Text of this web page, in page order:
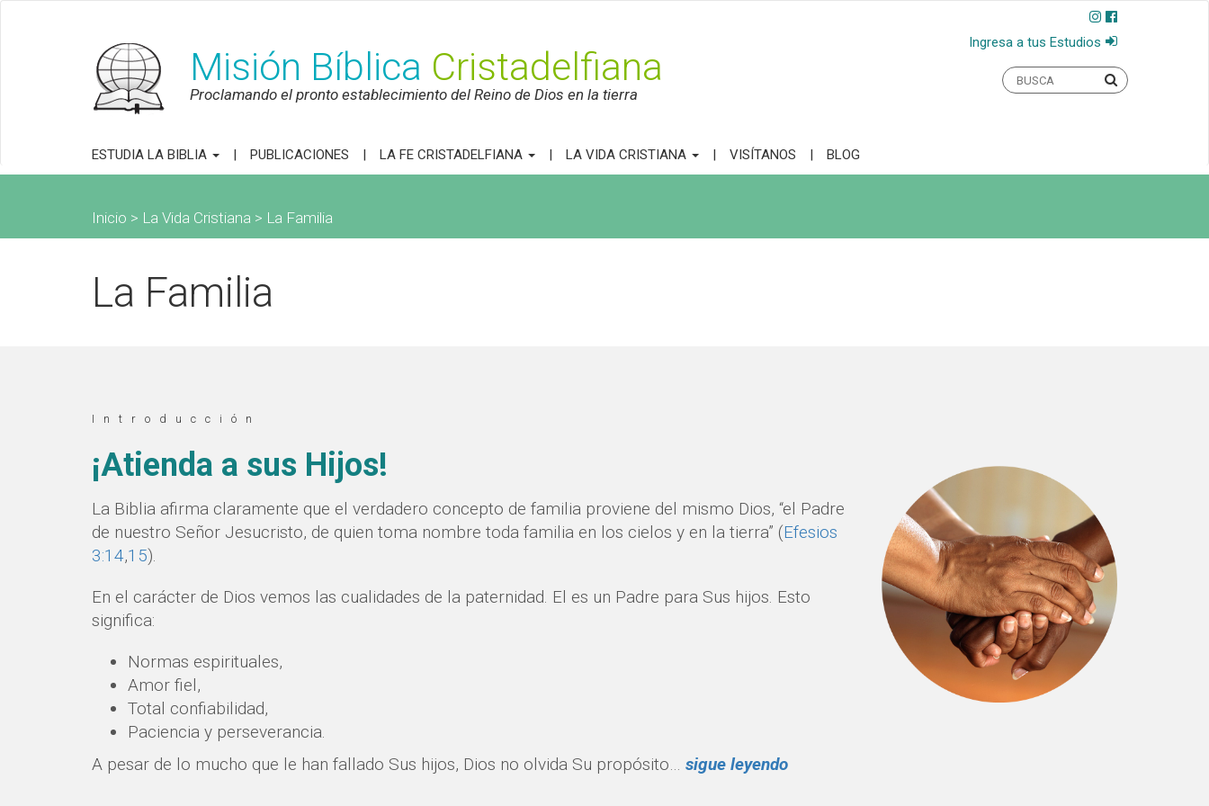
Misión Bíblica Cristadelfiana
Proclamando el pronto establecimiento del Reino de Dios en la tierra
Ingresa a tus Estudios
ESTUDIA LA BIBLIA PUBLICACIONES LA FE CRISTADELFIANA LA VIDA CRISTIANA VISÍTANOS BLOG
Inicio > La Vida Cristiana > La Familia
La Familia
Introducción
¡Atienda a sus Hijos!
La Biblia afirma claramente que el verdadero concepto de familia proviene del mismo Dios, “el Padre
de nuestro Señor Jesucristo, de quien toma nombre toda familia en los cielos y en la tierra” (Efesios
3:14,15).
En el carácter de Dios vemos las cualidades de la paternidad. El es un Padre para Sus hijos. Esto
significa:
Normas espirituales,
Amor fiel,
Total confiabilidad,
Paciencia y perseverancia.
A pesar de lo mucho que le han fallado Sus hijos, Dios no olvida Su propósito… sigue leyendo